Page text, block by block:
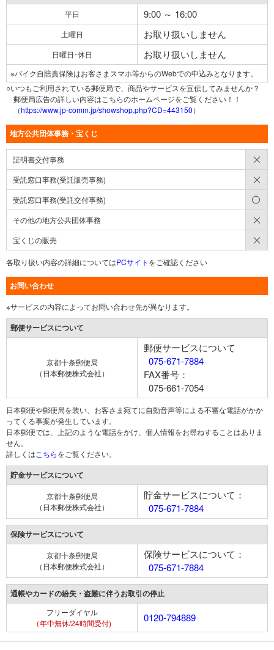
平日 9:00 ～ 16:00
土曜日 お取り扱いしません
日曜日･休日 お取り扱いしません
※バイク自賠責保険はお客さまスマホ等からのWebでの申込みとなります。
○いつもご利用されている郵便局で、商品やサービスを宣伝してみませんか？
郵便局広告の詳しい内容はこちらのホームページをご覧ください！！
（https://www.jp-comm.jp/showshop.php?CD=443150）
地方公共団体事務・宝くじ
証明書交付事務
受託窓口事務(受託販売事務)
受託窓口事務(受託交付事務)
その他の地方公共団体事務
宝くじの販売
各取り扱い内容の詳細についてはPCサイト をご確認ください
お問い合わせ
※サービスの内容によってお問い合わせ先が異なります。
郵便サービスについて
京都十条郵便局
（日本郵便株式会社）
郵便サービスについて
075-671-7884
FAX番号：
075-661-7054
日本郵便や郵便局を装い、お客さま宛てに自動音声等による不審な電話がかか
ってくる事案が発生しています。
日本郵便では、上記のような電話をかけ、個人情報をお尋ねすることはありま
せん。
詳しくは こちらをご覧ください。
貯金サービスについて
京都十条郵便局
（日本郵便株式会社）
貯金サービスについて：
075-671-7884
保険サービスについて
京都十条郵便局
（日本郵便株式会社）
保険サービスについて：
075-671-7884
通帳やカードの紛失・盗難に伴うお取引の停止
フリーダイヤル
（年中無休/24時間受付)
0120-794889